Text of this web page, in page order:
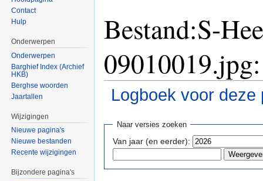
Bestand:S-
Logboek voor deze
Naar versies zoeken
Van jaar (en eerder):
Contact
Hulp
Onderwerpen
Onderwerpen
Barghief Index (Archief
HKB)
Berghse woorden
Jaartallen
Wijzigingen
Nieuwe pagina's
Nieuwe bestanden
Recente wijzigingen
Bijzondere pagina's